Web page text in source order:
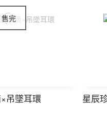
吊墜耳環 星辰